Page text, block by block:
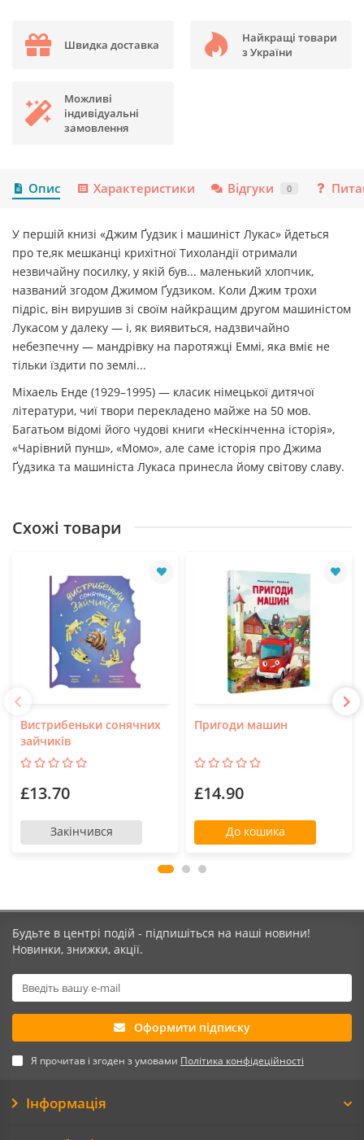
Швидка доставка
Найкращі товари
з України
Можливі
індивідуальні
замовлення
Опис Характеристики Відгуки 0
У першій книзі «Джим Ґудзик і машиніст Лукас» йдеться
про те,як мешканці крихітної Тихоландії отримали
незвичайну посилку, у якій був... маленький хлопчик,
названий згодом Джимом Ґудзиком. Коли Джим трохи
підріс, він вирушив зі своїм найкращим другом машиніс­том
Лукасом у далеку — і, як виявиться, надзвичайно
небезпечну — мандрівку на паротяжці Еммі, яка вміє не
тільки їздити по землі...
Міхаель Енде (1929–1995) — класик німецької дитячої
літератури, чиї твори перекладено майже на 50 мов.
Багатьом відомі його чудові книги «Нескінченна історія»,
«Чарівний пунш», «Момо», але саме історія про Джима
Ґудзика та машиніста Лукаса принесла йому світову славу.
Схожі товари
Вистрибеньки сонячних
зайчиків
£13.70
Закінчився
Пригоди машин
£14.90
До кошика
Будьте в центрі подій - підпишіться на наші новини!
Новинки, знижки, акції.
Оформити підписку
Я прочитав і згоден з умовами Політика конфідеційності
Інформація